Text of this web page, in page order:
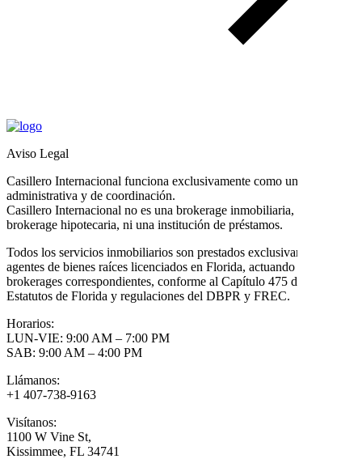
Aviso Legal
Casillero Internacional funciona exclusivamente como una oficina
administrativa y de coordinación.
Casillero Internacional no es una brokerage inmobiliaria, ni una
brokerage hipotecaria, ni una institución de préstamos.
Todos los servicios inmobiliarios son prestados exclusivamente por
agentes de bienes raíces licenciados en Florida, actuando bajo sus
brokerages correspondientes, conforme al Capítulo 475 de los
Estatutos de Florida y regulaciones del DBPR y FREC.
Horarios:
LUN-VIE: 9:00 AM – 7:00 PM
SAB: 9:00 AM – 4:00 PM
Llámanos:
+1 407-738-9163
Visítanos:
1100 W Vine St,
Kissimmee, FL 34741